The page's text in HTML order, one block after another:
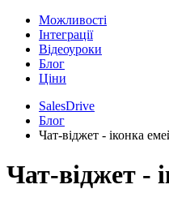
Можливості
Інтеграції
Відеоуроки
Блог
Ціни
SalesDrive
Блог
Чат-віджет - іконка
Чат-віджет -